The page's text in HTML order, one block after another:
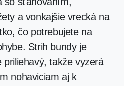
a vonkajšie vrecká na
čo potrebujete na
Strih bundy je
priliehavý, takže vyzerá
nohaviciam aj k